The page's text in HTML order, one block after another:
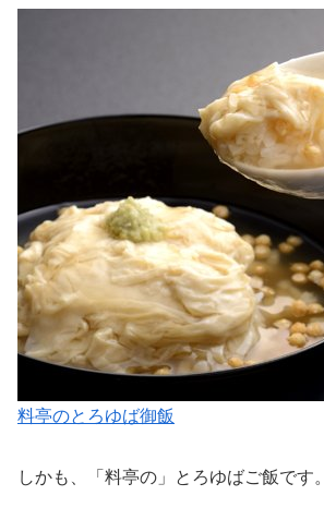
料亭のとろゆば御飯
しかも、「料亭の」とろゆばご飯です。